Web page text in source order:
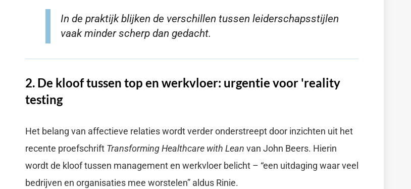
In de praktijk blijken de verschillen tussen leiderschapsstijlen
vaak minder scherp dan gedacht.
2. De kloof tussen top en werkvloer: urgentie voor 'reality
testing
Het belang van affectieve relaties wordt verder onderstreept door inzichten uit het
recente proefschrift Transforming Healthcare with Lean van John Beers. Hierin
wordt de kloof tussen management en werkvloer belicht – “een uitdaging waar veel
bedrijven en organisaties mee worstelen” aldus Rinie.